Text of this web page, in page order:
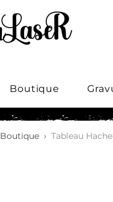
Boutique
Boutique › Tableau